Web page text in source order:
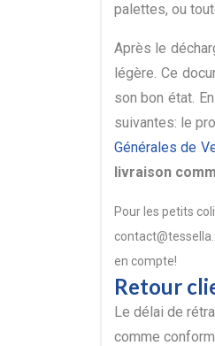
palettes, ou
Après le
légère. Ce
son bon état.
suivantes: le
Générales de
livraison
Pour les petits
en compte!
Retour
Le délai de
comme